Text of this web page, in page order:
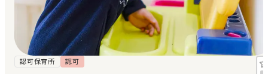
見学日記
メッセージ
認可保育所 認可